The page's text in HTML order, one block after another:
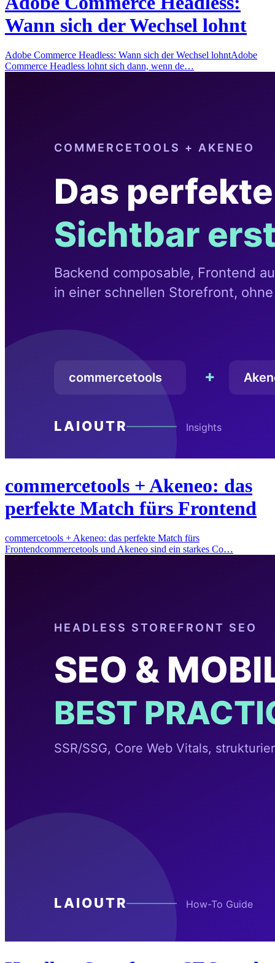
Wann sich der Wechsel lohnt
Adobe Commerce Headless: Wann sich der Wechsel lohntAdobe
Commerce Headless lohnt sich dann, wenn de…
commercetools + Akeneo: das
perfekte Match fürs Frontend
commercetools + Akeneo: das perfekte Match fürs
Frontendcommercetools und Akeneo sind ein starkes Co…